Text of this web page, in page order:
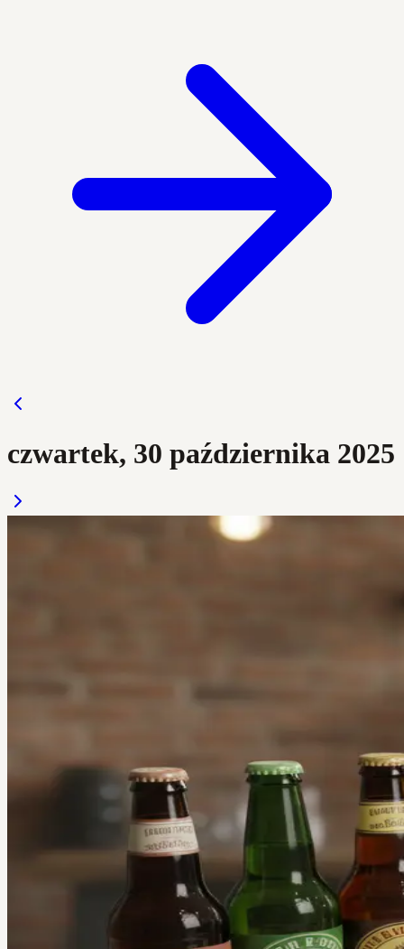
czwartek, 30 października 2025